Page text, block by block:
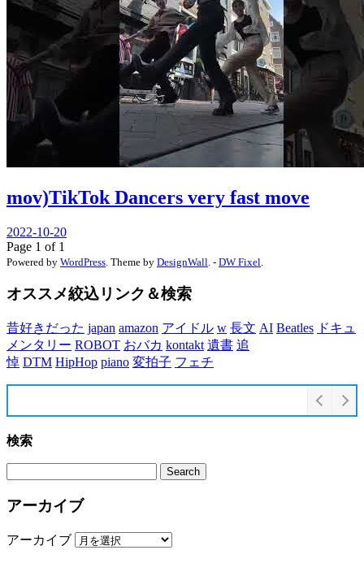
mov)TikTok Dancers very fast move
2022-10-20
Page 1 of 1
Powered by WordPress . Theme by DesignWall . - DW Fixel
オススメ絞込リンク＆検索
昔好きだった japan amazon アイドル w 長文 AI Beatles ドキュ
メンタリー ROBOT おバカ kontakt 遺書 追
悼 DTM HipHop piano 変拍子 フェチ
検索
アーカイブ
アーカイブ